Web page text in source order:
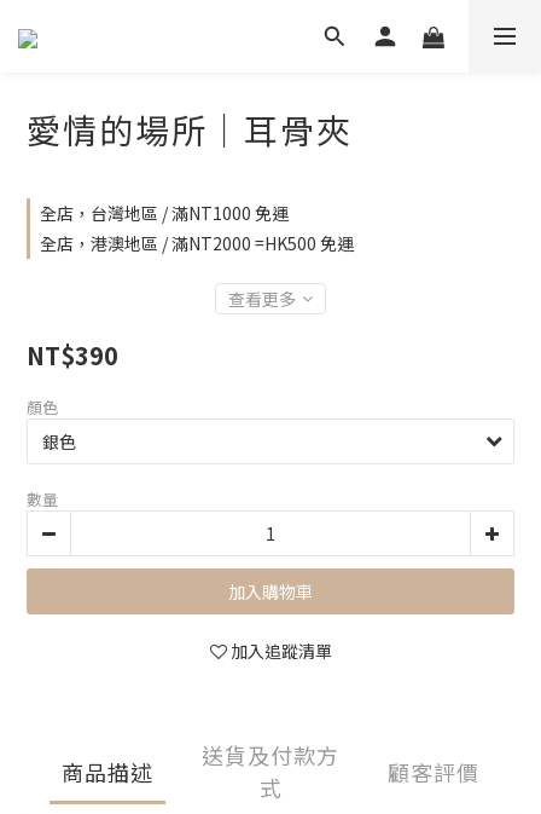
愛情的場所｜耳骨夾
全店，台灣地區 / 滿NT1000 免運
全店，港澳地區 / 滿NT2000 =HK500 免運
查看更多
NT$390
顏色
數量
加入購物車
加入追蹤清單
商品描述
送貨及付款方
式
顧客評價